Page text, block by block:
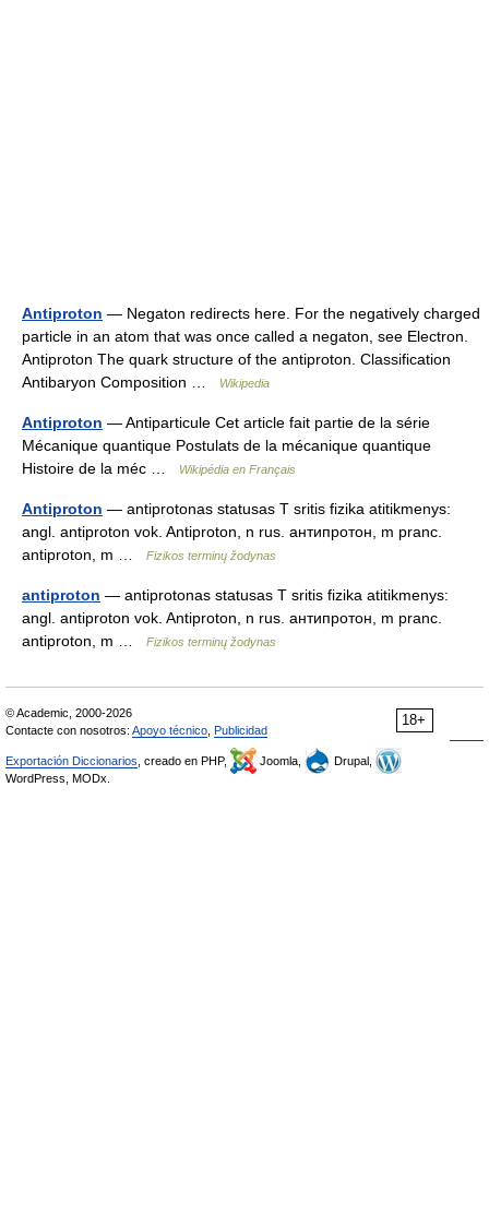
Antiproton — Negaton redirects here. For the negatively charged
particle in an atom that was once called a negaton, see Electron.
Antiproton The quark structure of the antiproton. Classification
Antibaryon Composition …
Wikipedia
Antiproton — Antiparticule Cet article fait partie de la série
Mécanique quantique Postulats de la mécanique quantique
Histoire de la méc …
Wikipédia en Français
Antiproton — antiprotonas statusas T sritis fizika atitikmenys:
angl. antiproton vok. Antiproton, n rus. антипротон, m pranc.
antiproton, m …
Fizikos terminų žodynas
antiproton — antiprotonas statusas T sritis fizika atitikmenys:
angl. antiproton vok. Antiproton, n rus. антипротон, m pranc.
antiproton, m …
Fizikos terminų žodynas
18+
© Academic, 2000-2026
Contacte con nosotros: Apoyo técnico Publicidad
Exportación Diccionarios , creado en PHP, Joomla,
Drupal,
WordPress, MODx.